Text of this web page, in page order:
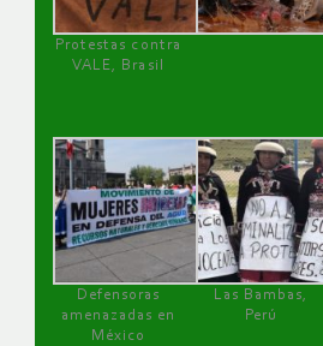
Protestas contra
VALE, Brasil
Defensoras
amenazadas en
México
Las Bambas,
Perú